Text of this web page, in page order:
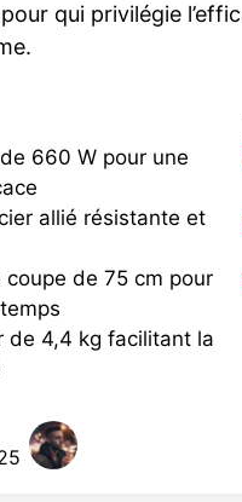
qui privilégie
660 W pour une
allié résistante et
de 75 cm pour
de 4,4 kg facilitant la